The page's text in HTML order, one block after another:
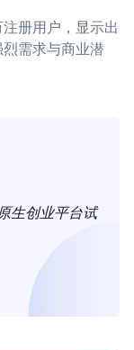
册用户，显示出
需求与商业潜
生创业平台试